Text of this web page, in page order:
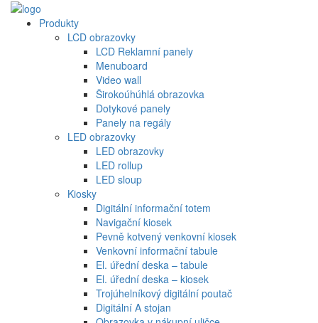
Produkty
LCD obrazovky
LCD Reklamní panely
Menuboard
Video wall
Širokoúhúhlá obrazovka
Dotykové panely
Panely na regály
LED obrazovky
LED obrazovky
LED rollup
LED sloup
Kiosky
Digitální informační totem
Navigační kiosek
Pevně kotvený venkovní kiosek
Venkovní informační tabule
El. úřední deska – tabule
El. úřední deska – kiosek
Trojúhelníkový digitální poutač
Digitální A stojan